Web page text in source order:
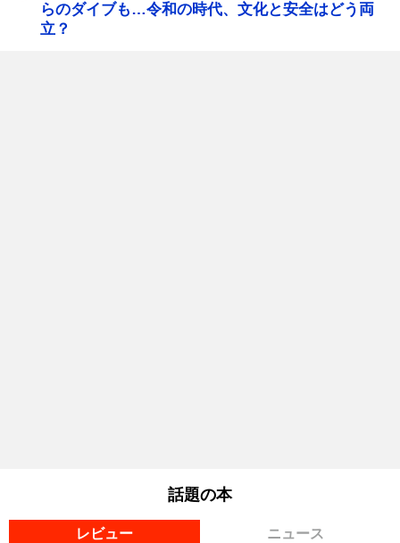
らのダイブも…令和の時代、文化と安全はどう両
立？
話題の本
レビュー ニュース